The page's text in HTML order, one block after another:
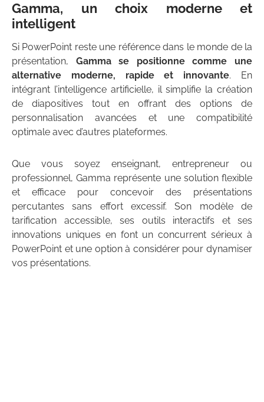
Gamma, un choix moderne et
intelligent
Si PowerPoint reste une référence dans le monde de la
présentation, Gamma se positionne comme une
alternative moderne, rapide et innovante. En
intégrant l’intelligence artificielle, il simplifie la création
de diapositives tout en offrant des options de
personnalisation avancées et une compatibilité
optimale avec d’autres plateformes.
Que vous soyez enseignant, entrepreneur ou
professionnel, Gamma représente une solution flexible
et efficace pour concevoir des présentations
percutantes sans effort excessif. Son modèle de
tarification accessible, ses outils interactifs et ses
innovations uniques en font un concurrent sérieux à
PowerPoint et une option à considérer pour dynamiser
vos présentations.